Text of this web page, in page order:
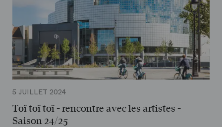
5 JUILLET 2024
Toï toï toï - rencontre avec les artistes -
Saison 24/25